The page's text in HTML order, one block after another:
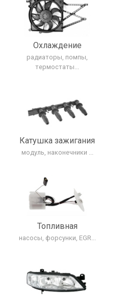
Охлаждение
радиаторы, помпы,
термостаты...
Катушка зажигания
модуль, наконечники ...
Топливная
насосы, форсунки, EGR...